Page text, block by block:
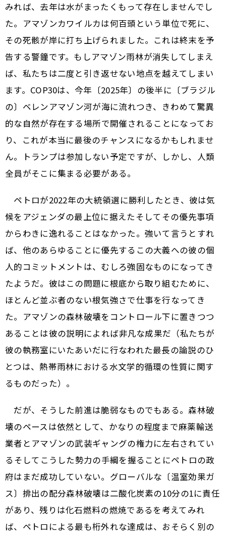
みれば、去年は水がまったくもって存在しませんでし
た。アマゾンカワイルカは何百頭という単位で死に、
その死骸が岸に打ち上げられました。これは終末を予
告する警鐘です。もしアマゾン雨林が消失してしまえ
ば、私たちは二度と引き返せない地点を越えてしまい
ます。COP30は、今年〔2025年〕の後半に〔ブラジル
の〕ベレン――アマゾン河が海に流れつき、きわめて驚異
的な自然が存在する場所――で開催されることになってお
り、これが本当に最後のチャンスになるかもしれませ
ん。トランプは参加しない予定ですが、しかし、人類
全員がそこに集まる必要がある。
ペトロが2022年の大統領選に勝利したとき、彼は気
候をアジェンダの最上位に据えた――そしてその優先事項
からわきに逸れることはなかった。強いて言うとすれ
ば、他のあらゆることに優先するこの大義への彼の個
人的コミットメントは、むしろ強固なものになってき
たようだ。彼はこの問題に根底から取り組むために、
ほとんど並ぶ者のない根気強さで仕事を行なってき
た。アマゾンの森林破壊をコントロール下に置きつつ
あることは――彼の説明によれば――非凡な成果だ（私たちが
彼の執務室にいたあいだに行なわれた最長の論説のひ
とつは、熱帯雨林における水文学的循環の性質に関す
るものだった）。
だが、そうした前進は脆弱なものでもある。森林破
壊のペースは依然として、かなりの程度まで麻薬輸送
業者とアマゾンの武装ギャングの権力に左右されてい
る――そしてこうした勢力の手綱を握ることにペトロの政
府はまだ成功していない。グローバルな〔温室効果ガ
ス〕排出の配分――森林破壊は二酸化炭素の10分の1に責任
があり、残りは化石燃料の燃焼である――を考えてみれ
ば、ペトロによる最も桁外れな達成は、おそらく別の